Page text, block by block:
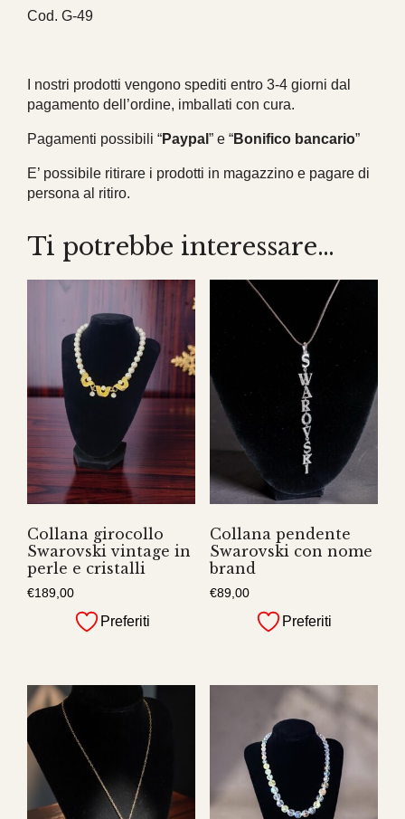
Cod. G-49
I nostri prodotti vengono spediti entro 3-4 giorni dal
pagamento dell’ordine, imballati con cura.
Pagamenti possibili “Paypal ” e “Bonifico bancario”
E’ possibile ritirare i prodotti in magazzino e pagare di
persona al ritiro.
Ti potrebbe interessare…
Collana girocollo
Swarovski vintage in
perle e cristalli
€189,00
Preferiti
Collana pendente
Swarovski con nome
brand
€89,00
Preferiti